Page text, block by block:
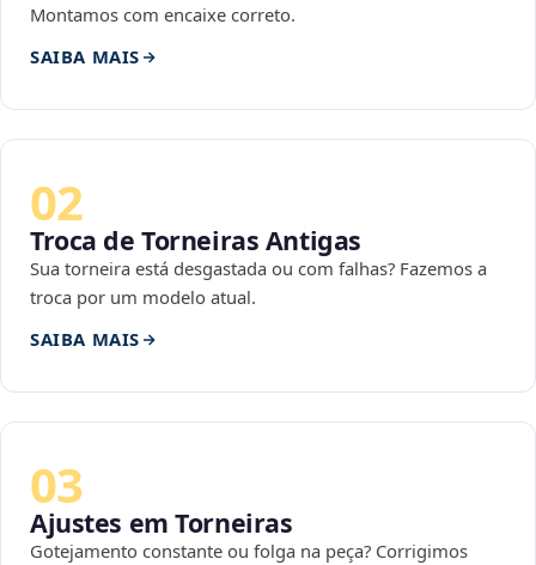
Montamos com encaixe correto.
SAIBA MAIS
02
Troca de Torneiras Antigas
Sua torneira está desgastada ou com falhas? Fazemos a
troca por um modelo atual.
SAIBA MAIS
03
Ajustes em Torneiras
Gotejamento constante ou folga na peça? Corrigimos